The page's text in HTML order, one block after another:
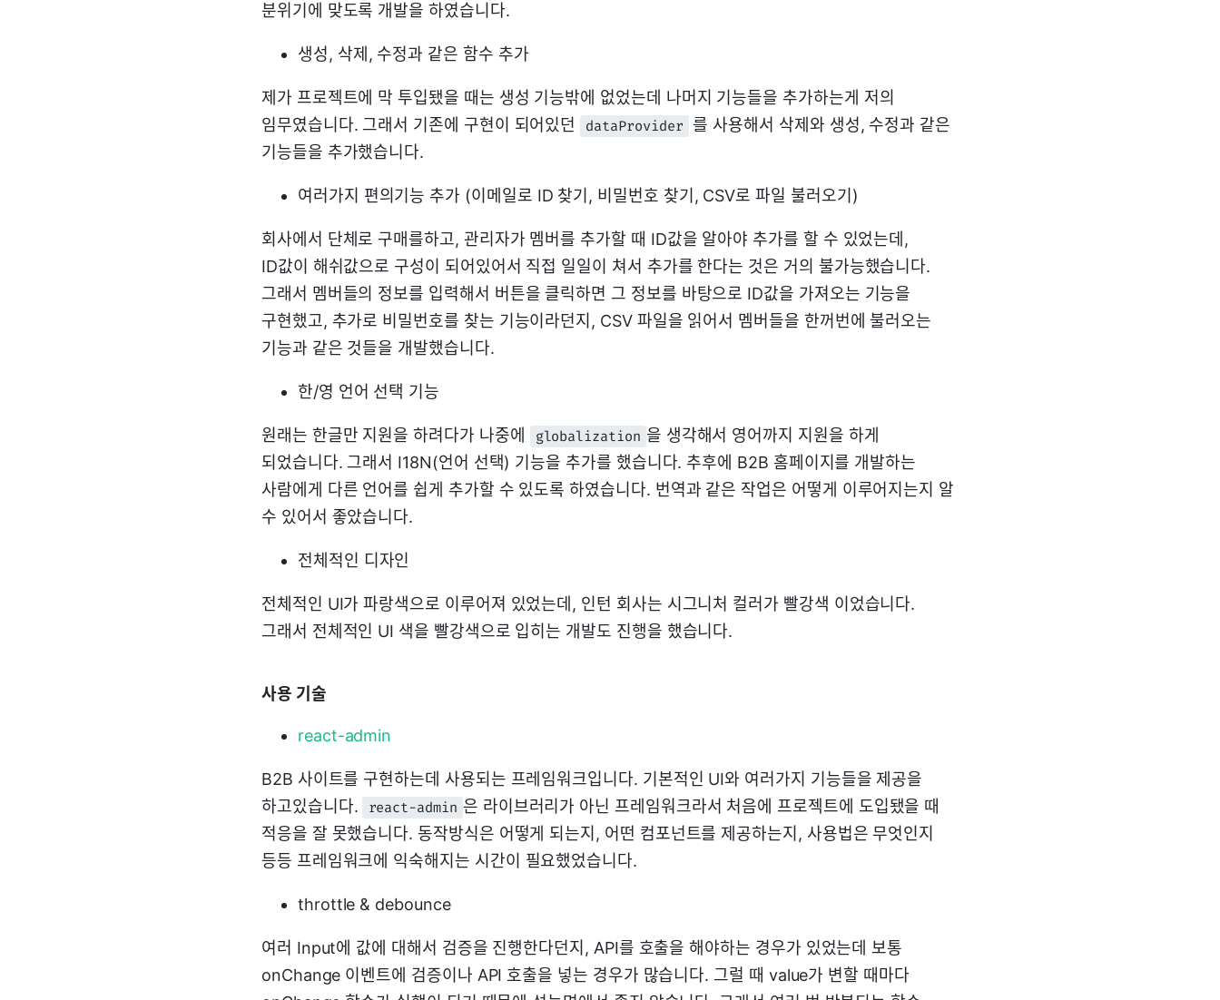
분위기에 맞도록 개발을 하였습니다.
생성, 삭제, 수정과 같은 함수 추가
제가 프로젝트에 막 투입됐을 때는 생성 기능밖에 없었는데 나머지 기능들을 추가하는게 저의
임무였습니다. 그래서 기존에 구현이 되어있던
dataProvider
를 사용해서 삭제와 생성, 수정과 같은
기능들을 추가했습니다.
여러가지 편의기능 추가 (이메일로 ID 찾기, 비밀번호 찾기, CSV로 파일 불러오기)
회사에서 단체로 구매를하고, 관리자가 멤버를 추가할 때 ID값을 알아야 추가를 할 수 있었는데,
ID값이 해쉬값으로 구성이 되어있어서 직접 일일이 쳐서 추가를 한다는 것은 거의 불가능했습니다.
그래서 멤버들의 정보를 입력해서 버튼을 클릭하면 그 정보를 바탕으로 ID값을 가져오는 기능을
구현했고, 추가로 비밀번호를 찾는 기능이라던지, CSV 파일을 읽어서 멤버들을 한꺼번에 불러오는
기능과 같은 것들을 개발했습니다.
한/영 언어 선택 기능
원래는 한글만 지원을 하려다가 나중에 globalization 을 생각해서 영어까지 지원을 하게
되었습니다. 그래서 I18N(언어 선택) 기능을 추가를 했습니다. 추후에 B2B 홈페이지를 개발하는
사람에게 다른 언어를 쉽게 추가할 수 있도록 하였습니다. 번역과 같은 작업은 어떻게 이루어지는지 알
수 있어서 좋았습니다.
전체적인 디자인
전체적인 UI가 파랑색으로 이루어져 있었는데, 인턴 회사는 시그니처 컬러가 빨강색 이었습니다.
그래서 전체적인 UI 색을 빨강색으로 입히는 개발도 진행을 했습니다.
사용 기술
react-admin
B2B 사이트를 구현하는데 사용되는 프레임워크입니다. 기본적인 UI와 여러가지 기능들을 제공을
하고있습니다.
react-admin 은 라이브러리가 아닌 프레임워크라서 처음에 프로젝트에 도입됐을 때
적응을 잘 못했습니다. 동작방식은 어떻게 되는지, 어떤 컴포넌트를 제공하는지, 사용법은 무엇인지
등등 프레임워크에 익숙해지는 시간이 필요했었습니다.
throttle & debounce
여러 Input에 값에 대해서 검증을 진행한다던지, API를 호출을 해야하는 경우가 있었는데 보통
onChange 이벤트에 검증이나 API 호출을 넣는 경우가 많습니다. 그럴 때 value가 변할 때마다